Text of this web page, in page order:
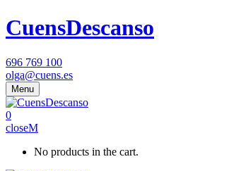
CuensDescanso
696 769 100
olga@cuens.es
Menu
0
close
No products in the cart.